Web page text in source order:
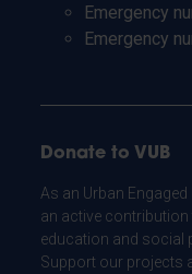
Emergency
Emergency
Donate to VUB
As an Urban
an active contribution
education and social
Support our projects